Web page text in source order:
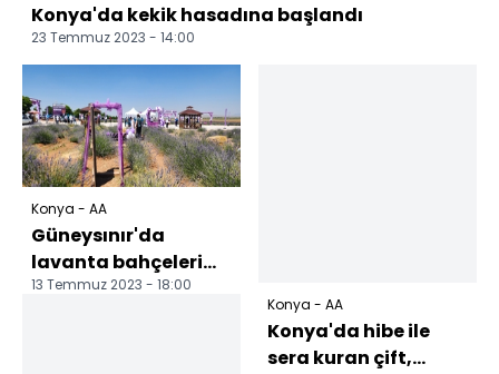
Konya'da kekik hasadına başlandı
23 Temmuz 2023 - 14:00
Konya - AA
Güneysınır'da
lavanta bahçeleri
açıldı
13 Temmuz 2023 - 18:00
Konya - AA
Konya'da hibe ile
sera kuran çift,